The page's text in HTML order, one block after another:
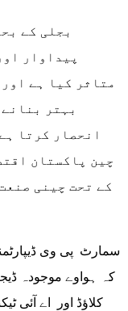
بجلی کے
پیداوار
متاثر کیا ہے
بہتر
انحصار کرتا
چین پاکستان
کے تحت چینی
کہ ہواوے موجودہ
کلاؤڈ اور اے آئی